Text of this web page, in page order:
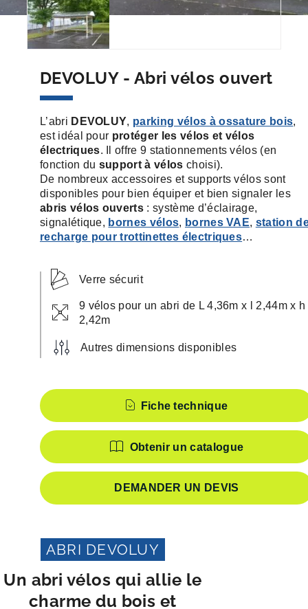
DEVOLUY - Abri vélos ouvert
L’abri DEVOLUY, parking vélos à ossature bois,
est idéal pour protéger les vélos et vélos
électriques. Il offre 9 stationnements vélos (en
fonction du support à vélos choisi).
De nombreux accessoires et supports vélos sont
disponibles pour bien équiper et bien signaler les
abris vélos ouverts : système d’éclairage,
signalétique, bornes vélos, bornes VAE, station
recharge pour trottinettes électriques…
Verre sécurit
9 vélos pour un abri de L 4,36m x l 2,44m x h
2,42m
Autres dimensions disponibles
Caractéristiques
Fiche technique
Obtenir un catalogue
DEMANDER UN DEVIS
ABRI DEVOLUY
Un abri vélos qui allie le
charme du bois et